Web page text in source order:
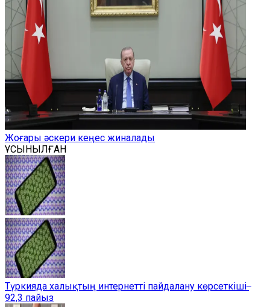
Жоғары әскери кеңес жиналады
ҰСЫНЫЛҒАН
Түркияда халықтың интернетті пайдалану көрсеткіші ̶
92,3 пайыз